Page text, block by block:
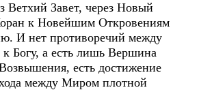
Ветхий Завет, через Новый
к Новейшим Откровениям
И нет противоречий между
Богу, а есть лишь Вершина
есть достижение
между Миром плотной